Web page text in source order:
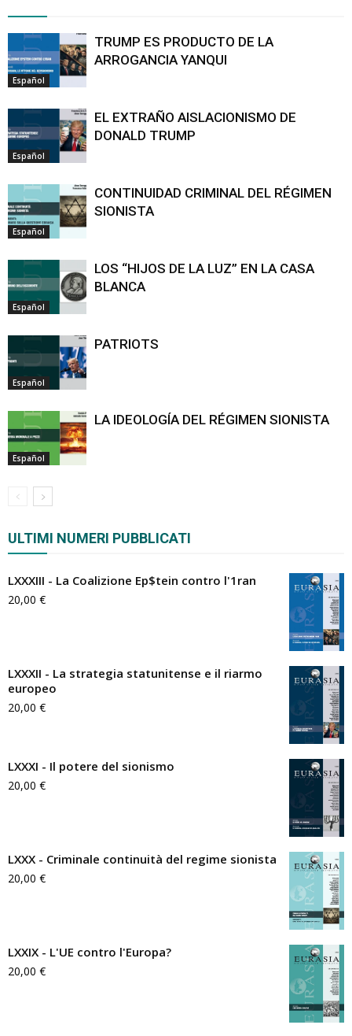
Español
TRUMP ES PRODUCTO DE LA
ARROGANCIA YANQUI
Español
EL EXTRAÑO AISLACIONISMO DE
DONALD TRUMP
Español
CONTINUIDAD CRIMINAL DEL RÉGIMEN
SIONISTA
Español
LOS “HIJOS DE LA LUZ” EN LA CASA
BLANCA
Español
PATRIOTS
Español
LA IDEOLOGÍA DEL RÉGIMEN SIONISTA
ULTIMI NUMERI PUBBLICATI
LXXXIII - La Coalizione Ep$tein contro l'1ran
20,00 €
LXXXII - La strategia statunitense e il riarmo
europeo
20,00 €
LXXXI - Il potere del sionismo
20,00 €
LXXX - Criminale continuità del regime sionista
20,00 €
LXXIX - L'UE contro l'Europa?
20,00 €